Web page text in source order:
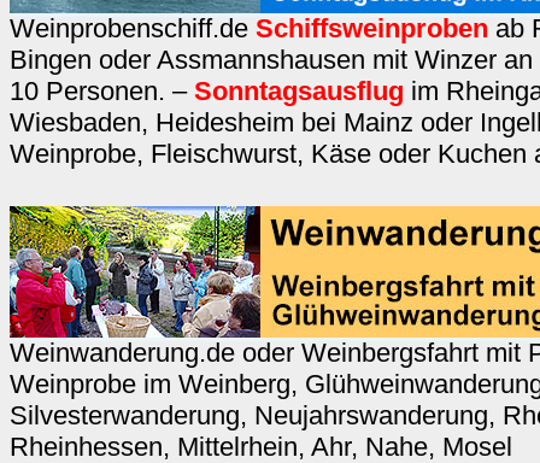
Weinprobenschiff.de Schiffsweinproben ab
Bingen oder Assmannshausen mit Winzer
10 Personen. – Sonntagsausflug im
Wiesbaden, Heidesheim bei Mainz oder
Weinprobe, Fleischwurst, Käse oder Kuchen
Weinwanderung.de oder Weinbergsfahrt mit
Weinprobe im Weinberg,
Silvesterwanderung, Neujahrswanderung,
Rheinhessen, Mittelrhein, Ahr, Nahe, Mosel